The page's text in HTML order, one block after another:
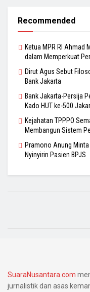
Recommended
Ketua MPR RI Ahmad
dalam Memperkuat
Dirut Agus Sebut
Bank Jakarta
Bank Jakarta-Persija
Kado HUT ke-500
Kejahatan TPPPO
Membangun Sistem
Pramono Anung Minta
Nyinyirin Pasien BPJS
SuaraNusantara.com
jurnalistik dan asas